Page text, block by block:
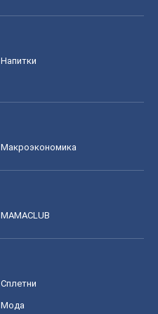
Напитки
Mакроэкономика
MAMACLUB
Сплетни
Мода